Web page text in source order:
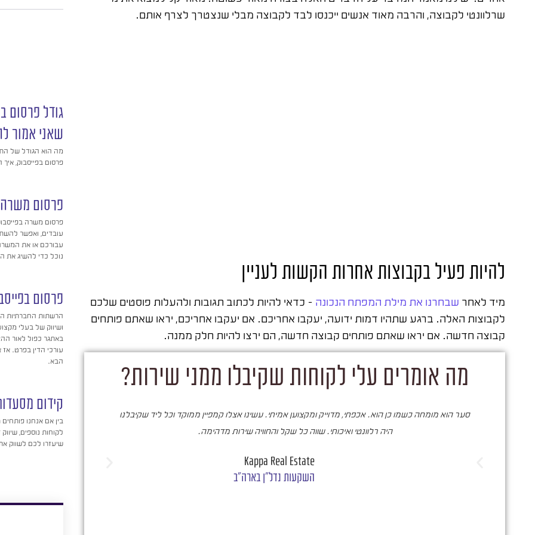
שרלוונטי לקבוצה, והרבה מאוד אנשים ייכנסו לבד לקבוצה מבלי שנצטרך לצרף אותם.
להיות פעיל בקבוצות אחרות הקשות לעניין
מיד לאחר שבחרנו את מילת המפתח הנכונה – כדאי להיות לכתוב תגובות ולהעלות פוסטים שלכם
לקבוצות האלה. ברגע שתהיו דמות ידועה, יעקבו אחריכם. אם יעקבו אחריכם, יראו שאתם פותחים
קבוצה חדשה. אם יראו שאתם פותחים קבוצה חדשה, הם ירצו להיות חלק ממנה.
מה אומרים עלי לקוחות שקיבלו ממני שירות?
סער הוא מומחה כשמו כן הוא. אכפתי, מדוייק ומקצוען אמיתי. עשינו אצלו קמפיין ממוקד וכל ליד שקיבלנו
היה רלוונטי ואיכותי. שווה כל שקל והחוויה שירות מדהימה.
Kappa Real Estate
השקעות נדל"ן בארה"ב
סער ברעם הינו בעל
החברתיות ובכלל בכל
העסק ועל כך
גודל פרסום
שאני אמור
מה הוא הגודל של
פרסום בפייסבוק,
פרסום משרה
פרסום משרה
עובדים, ואפשר
נוכל כדי להשיג את
פרסום
הרשתות החברתיות
ושיווק של בעלי
באתגר כפול לאור
עורכי הדין בפרט. אז
הבא.
קידום
בין אם אנחנו
לקוחות נוספים,
שיעזרו לכם לשווק